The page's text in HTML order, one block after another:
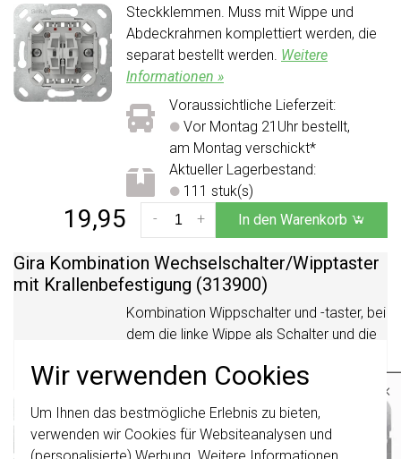
Wir verwenden Cookies
Um Ihnen das bestmögliche Erlebnis zu bieten,
verwenden wir Cookies für Websiteanalysen und
(personalisierte) Werbung. Weitere Informationen
Steckklemmen. Muss mit Wippe und
Abdeckrahmen komplettiert werden, die
separat bestellt werden. Weitere
Informationen »
Voraussichtliche Lieferzeit:
Vor Montag 21Uhr bestellt,
am Montag verschickt*
Aktueller Lagerbestand:
111 stuk(s)
19,95 +
- In den Warenkorb
Gira Kombination Wechselschalter/Wipptaster
mit Krallenbefestigung (313900)
Kombination Wippschalter und -taster, bei
dem die linke Wippe als Schalter und die
Muss mit 2-fach-Wippe und
separat bestellt werden. Mit
Krallenbefestigung.Weitere Informationen
×
Wichtig: Gira Schalter und
Schalterwippen wurden erneuert. Sie sind